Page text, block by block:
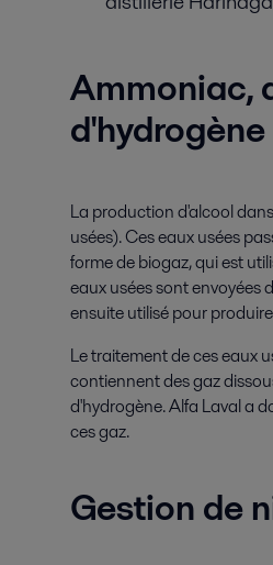
Ammoniac,
La production d'alcool
usées). Ces eaux usées
forme de biogaz, qui est
eaux usées sont envoyées
ensuite utilisé pour
Le traitement de ces eaux
contiennent des gaz
d'hydrogène. Alfa Laval a
ces gaz.
Gestion de